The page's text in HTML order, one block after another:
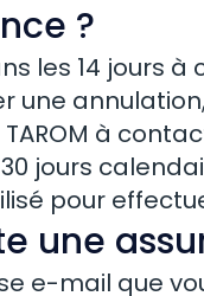
?
les 14 jours
à
jours
pour
une
mail que